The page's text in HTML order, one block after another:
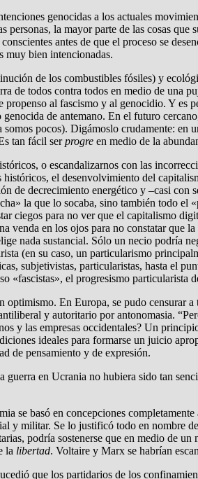
genocidas a los actuales
personas, la mayor parte de las cosas
antes de que el proceso se
muy bien intencionadas.
de los combustibles fósiles) y
de todos contra todos en medio de una
propenso al fascismo y al genocidio. Y es
de antemano. En el futuro
pocos). Digámoslo crudamente: en
tan fácil serprogre en medio de la
o escandalizarnos con las
el desenvolvimiento del
de decrecimiento energético y –casi
la que lo socaba, sino también todo el
ciegos para no ver que el capitalismo
venda en los ojos para no constatar que
nada sustancial. Sólo un necio podría
(en su caso, un particularismo
subjetivistas, particularistas, hasta el
«fascistas», el progresismo particularista
En Europa, se pudo censurar
y autoritario por antonomasia.
y las empresas occidentales? Un
ideales para formarse un juicio
de pensamiento y de expresión.
en Ucrania no hubiera sido tan
se basó en concepciones
y militar. Se lo justificó todo en nombre
podría sostenerse que en medio de
la libertad. Voltaire y Marx se habrían
que los partidarios de los